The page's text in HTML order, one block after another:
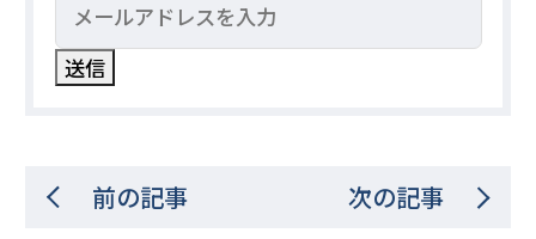
前の記事 次の記事